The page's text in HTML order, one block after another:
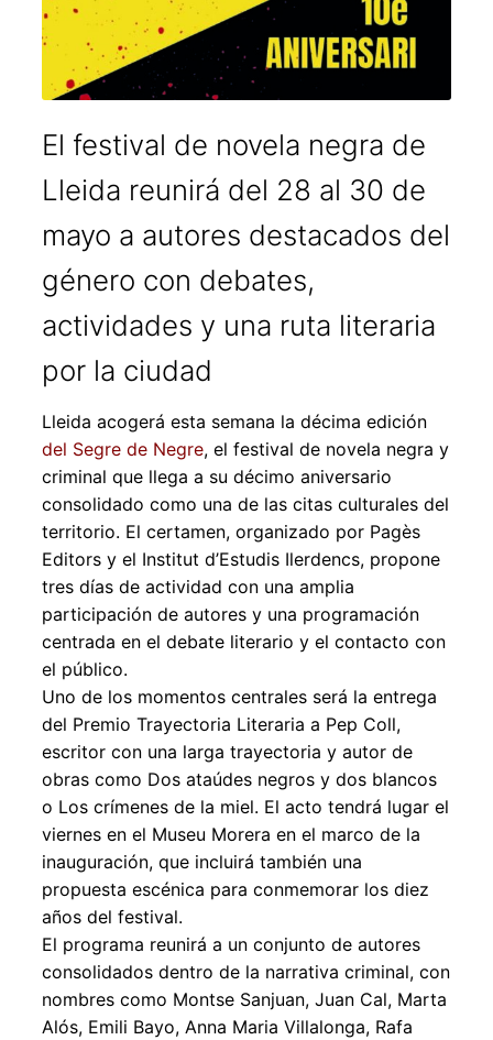
El festival de novela negra de
Lleida reunirá del 28 al 30 de
mayo a autores destacados del
género con debates,
actividades y una ruta literaria
por la ciudad
Lleida acogerá esta semana la décima edición
del Segre de Negre, el festival de novela negra y
criminal que llega a su décimo aniversario
consolidado como una de las citas culturales del
territorio. El certamen, organizado por Pagès
Editors y el Institut d’Estudis Ilerdencs, propone
tres días de actividad con una amplia
participación de autores y una programación
centrada en el debate literario y el contacto con
el público.
Uno de los momentos centrales será la entrega
del Premio Trayectoria Literaria a Pep Coll,
escritor con una larga trayectoria y autor de
obras como Dos ataúdes negros y dos blancos
o Los crímenes de la miel. El acto tendrá lugar el
viernes en el Museu Morera en el marco de la
inauguración, que incluirá también una
propuesta escénica para conmemorar los diez
años del festival.
El programa reunirá a un conjunto de autores
consolidados dentro de la narrativa criminal, con
nombres como Montse Sanjuan, Juan Cal, Marta
Alós, Emili Bayo, Anna Maria Villalonga, Rafa